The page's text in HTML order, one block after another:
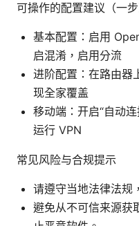
可操作的配置建议（一步
基本配置：启用
启混淆，启用分流
进阶配置：在路由器
现全家覆盖
移动端：开启“自动
运行 VPN
常见风险与合规提示
请遵守当地法律法规
避免从不可信来源获